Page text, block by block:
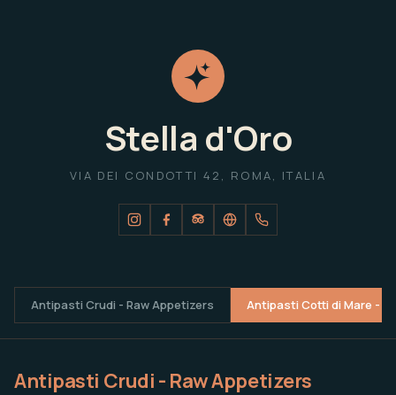
Stella d'Oro
VIA DEI CONDOTTI 42, ROMA, ITALIA
Antipasti Crudi - Raw Appetizers Antipasti Cotti di Mare -
Antipasti Crudi - Raw Appetizers